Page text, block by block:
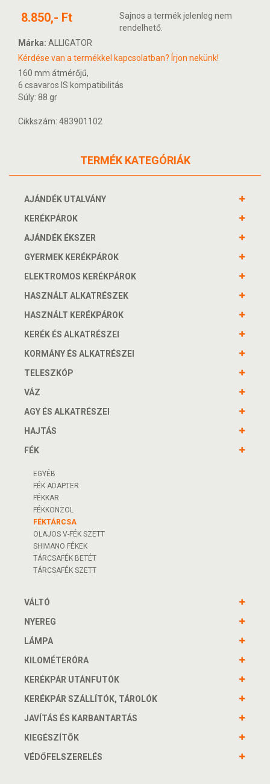
8.850,- Ft
Sajnos a termék jelenleg nem
rendelhető.
Márka: ALLIGATOR
Kérdése van a termékkel kapcsolatban? Írjon nekünk!
160 mm átmérőjű,
6 csavaros IS kompatibilitás
Súly: 88 gr
Cikkszám: 483901102
TERMÉK KATEGÓRIÁK
AJÁNDÉK UTALVÁNY
KERÉKPÁROK
AJÁNDÉK ÉKSZER
GYERMEK KERÉKPÁROK
ELEKTROMOS KERÉKPÁROK
HASZNÁLT ALKATRÉSZEK
HASZNÁLT KERÉKPÁROK
KERÉK ÉS ALKATRÉSZEI
KORMÁNY ÉS ALKATRÉSZEI
TELESZKÓP
VÁZ
AGY ÉS ALKATRÉSZEI
HAJTÁS
FÉK
EGYÉB
FÉK ADAPTER
FÉKKAR
FÉKKONZOL
FÉKTÁRCSA
OLAJOS V-FÉK SZETT
SHIMANO FÉKEK
TÁRCSAFÉK BETÉT
TÁRCSAFÉK SZETT
VÁLTÓ
NYEREG
LÁMPA
KILOMÉTERÓRA
KERÉKPÁR UTÁNFUTÓK
KERÉKPÁR SZÁLLÍTÓK, TÁROLÓK
JAVÍTÁS ÉS KARBANTARTÁS
KIEGÉSZÍTŐK
VÉDŐFELSZERELÉS